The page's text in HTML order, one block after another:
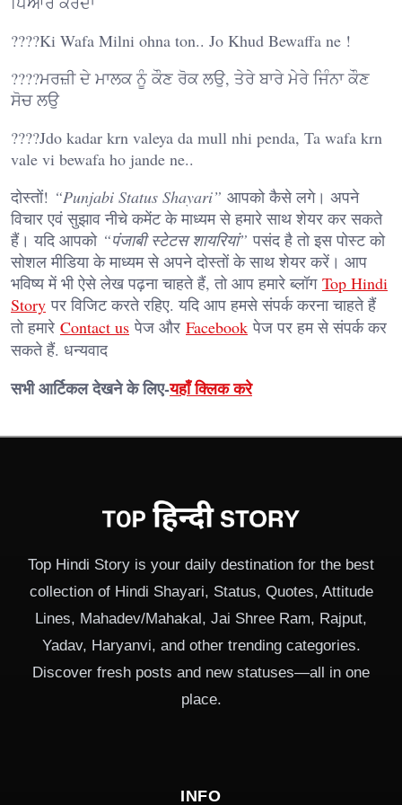
????Ki Wafa Milni ohna ton.. Jo Khud Bewaffa ne !
????ਮਰਜ਼ੀ ਦੇ ਮਾਲਕ ਨੂੰ ਕੌਣ ਰੋਕ ਲਉ, ਤੇਰੇ ਬਾਰੇ ਮੇਰੇ ਜਿੰਨਾ ਕੌਣ
ਸੋਚ ਲਉ
????Jdo kadar krn valeya da mull nhi penda, Ta wafa krn
vale vi bewafa ho jande ne..
दोस्तों! “Punjabi Status Shayari” आपको कैसे लगे। अपने
विचार एवं सुझाव नीचे कमेंट के माध्यम से हमारे साथ शेयर कर सकते
हैं। यदि आपको “पंजाबी स्टेटस शायरियां” पसंद है तो इस पोस्ट को
सोशल मीडिया के माध्यम से अपने दोस्तों के साथ शेयर करें। आप
भविष्य में भी ऐसे लेख पढ़ना चाहते हैं, तो आप हमारे ब्लॉग Top Hindi
Story पर विजिट करते रहिए. यदि आप हमसे संपर्क करना चाहते हैं
तो हमारे Contact us पेज और Facebook पेज पर हम से संपर्क कर
सकते हैं. धन्यवाद
सभी आर्टिकल देखने के लिए-यहाँ क्लिक करे
Top Hindi Story is your daily destination for the best
collection of Hindi Shayari, Status, Quotes, Attitude
Lines, Mahadev/Mahakal, Jai Shree Ram, Rajput,
Yadav, Haryanvi, and other trending categories.
Discover fresh posts and new statuses—all in one
place.
INFO